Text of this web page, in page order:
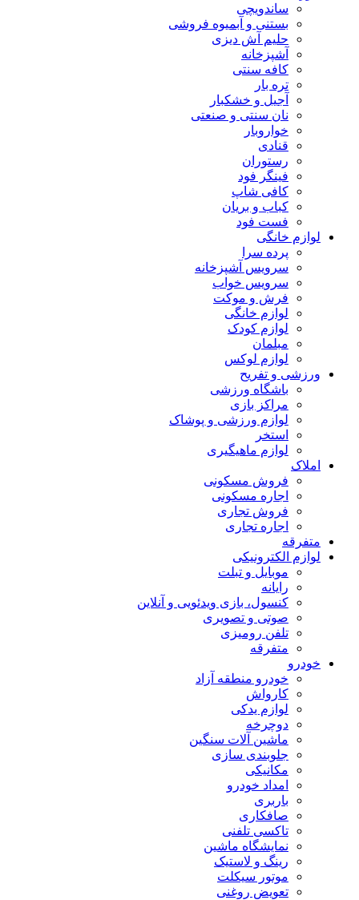
ساندویچی
بستنی و آبمیوه فروشی
حلیم آش دیزی
آشپزخانه
کافه سنتی
تره بار
آجیل و خشکبار
نان سنتی و صنعتی
خواروبار
قنادی
رستوران
فینگر فود
کافی شاپ
کباب و بریان
فست فود
لوازم خانگی
پرده سرا
سرویس آشپزخانه
سرویس خواب
فرش و موکت
لوازم خانگی
لوازم کودک
مبلمان
لوازم لوکس
ورزشی و تفریح
باشگاه ورزشی
مراکز بازی
لوازم ورزشی و پوشاک
استخر
لوازم ماهیگیری
املاک
فروش مسکونی
اجاره مسکونی
فروش تجاری
اجاره تجاری
متفرقه
لوازم الکترونیکی
موبایل و تبلت
رایانه
کنسول، بازی‌ ویدئویی و آنلاین
صوتی و تصویری
تلفن رومیزی
متفرقه
خودرو
خودرو منطقه آزاد
کارواش
لوازم یدکی
دوچرخه
ماشین آلات سنگین
جلوبندی سازی
مکانیکی
امداد خودرو
باربری
صافکاری
تاکسی تلفنی
نمایشگاه ماشین
رینگ و لاستیک
موتور سیکلت
تعویض روغنی